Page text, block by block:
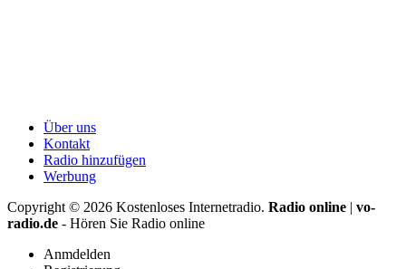
Über uns
Kontakt
Radio hinzufügen
Werbung
Copyright © 2026 Kostenloses Internetradio. Radio online | vo-
radio.de - Hören Sie Radio online
Anmdelden